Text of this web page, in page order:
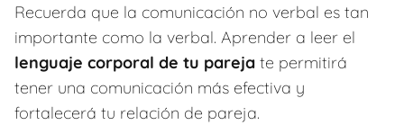
Recuerda que la comunicación no verbal es tan
importante como la verbal. Aprender a leer el
lenguaje corporal de tu pareja te permitirá
tener una comunicación más efectiva y
fortalecerá tu relación de pareja.